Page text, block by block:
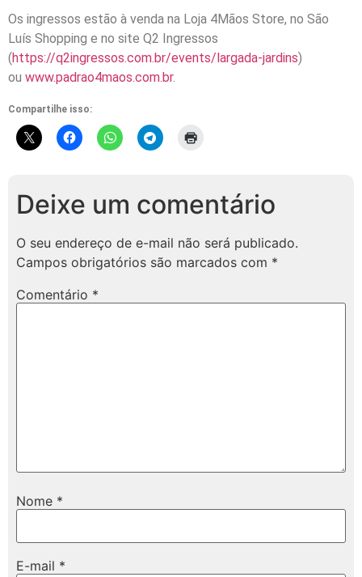
Os ingressos estão à venda na Loja 4Mãos Store, no São
Luís Shopping e no site Q2 Ingressos
(https://q2ingressos.com.br/events/largada-jardins)
ou www.padrao4maos.com.br.
Compartilhe isso:
Deixe um comentário
O seu endereço de e-mail não será publicado.
Campos obrigatórios são marcados com *
Comentário *
Nome *
E-mail *